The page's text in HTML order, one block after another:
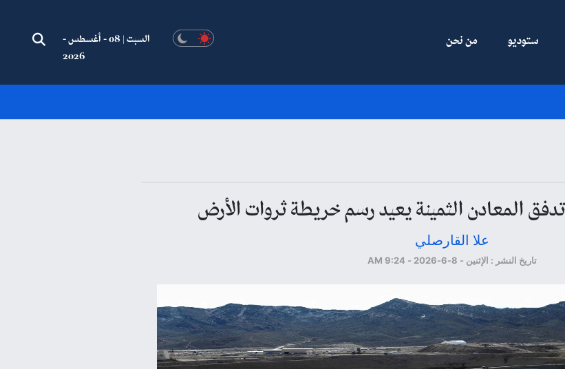
السبت | 08 - أغسطس -
2026
ستوديو من نحن
المعادن الثمينة يعيد رسم خريطة ثروات الأرض
علا القارصلي
تاريخ النشر : الإثنين - 8-6-2026 - 9:24 AM